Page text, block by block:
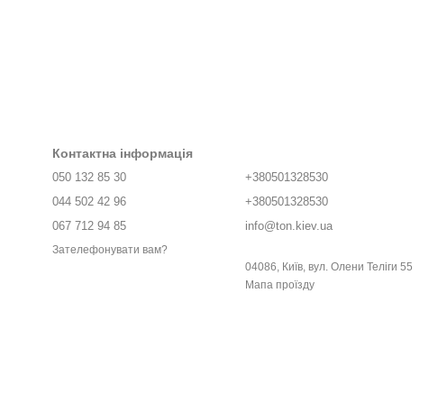
Контактна інформація
050 132 85 30
044 502 42 96
067 712 94 85
Зателефонувати вам?
+380501328530
+380501328530
info@ton.kiev.ua
04086, Київ, вул. Олени Телiги 55
Мапа проїзду